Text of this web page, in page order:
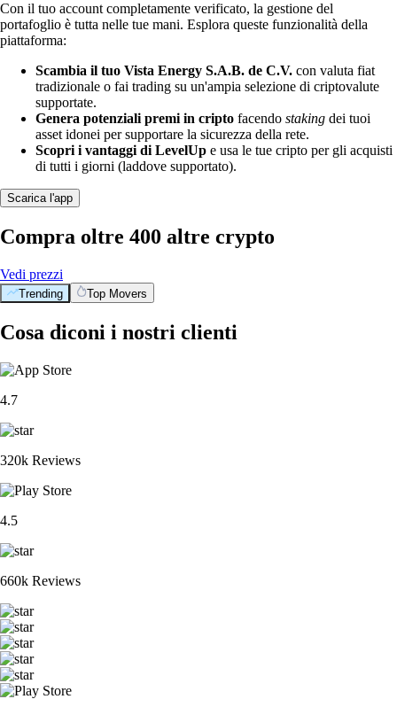
Con il tuo account completamente verificato, la gestione del
portafoglio è tutta nelle tue mani. Esplora queste funzionalità della
piattaforma:
Scambia il tuo Vista Energy S.A.B. de C.V. con valuta fiat
tradizionale o fai trading su un'ampia selezione di criptovalute
supportate.
Genera potenziali premi in cripto facendo staking dei tuoi
asset idonei per supportare la sicurezza della rete.
Scopri i vantaggi di LevelUp e usa le tue cripto per gli acquisti
di tutti i giorni (laddove supportato).
Scarica l'app
Compra oltre 400 altre crypto
Vedi prezzi
Trending Top Movers
Cosa diconi i nostri clienti
4.7
320k Reviews
4.5
660k Reviews